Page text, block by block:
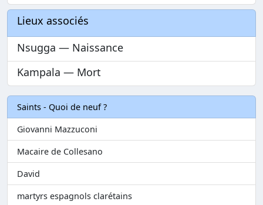
Lieux associés
Nsugga — Naissance
Kampala — Mort
Saints - Quoi de neuf ?
Giovanni Mazzuconi
Macaire de Collesano
David
martyrs espagnols clarétains